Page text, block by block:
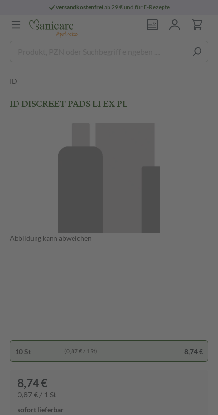
versandkostenfreiab 29 € und für E-Rezepte
ID
ID DISCREET PADS LI EX PL
Abbildung kann abweichen
10 St (0,87 € / 1 St) 8,74 €
8,74 €
0,87 € / 1 St
sofort lieferbar